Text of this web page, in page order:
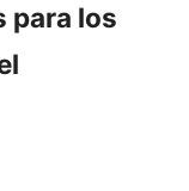
para los